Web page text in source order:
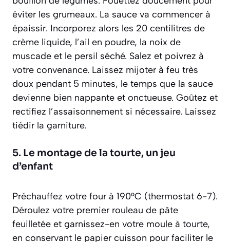
éviter les grumeaux. La sauce va commencer à
épaissir. Incorporez alors les 20 centilitres de
crème liquide, l’ail en poudre, la noix de
muscade et le persil séché. Salez et poivrez à
votre convenance. Laissez mijoter à feu très
doux pendant 5 minutes, le temps que la sauce
devienne bien nappante et onctueuse. Goûtez et
rectifiez l’assaisonnement si nécessaire. Laissez
tiédir la garniture.
5. Le montage de la tourte, un jeu
d’enfant
Préchauffez votre four à 190°C (thermostat 6-7).
Déroulez votre premier rouleau de pâte
feuilletée et garnissez-en votre moule à tourte,
en conservant le papier cuisson pour faciliter le